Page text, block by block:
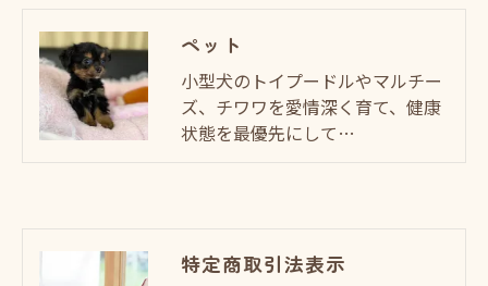
ペット
小型犬のトイプードルやマルチー
ズ、チワワを愛情深く育て、健康
状態を最優先にして…
特定商取引法表示